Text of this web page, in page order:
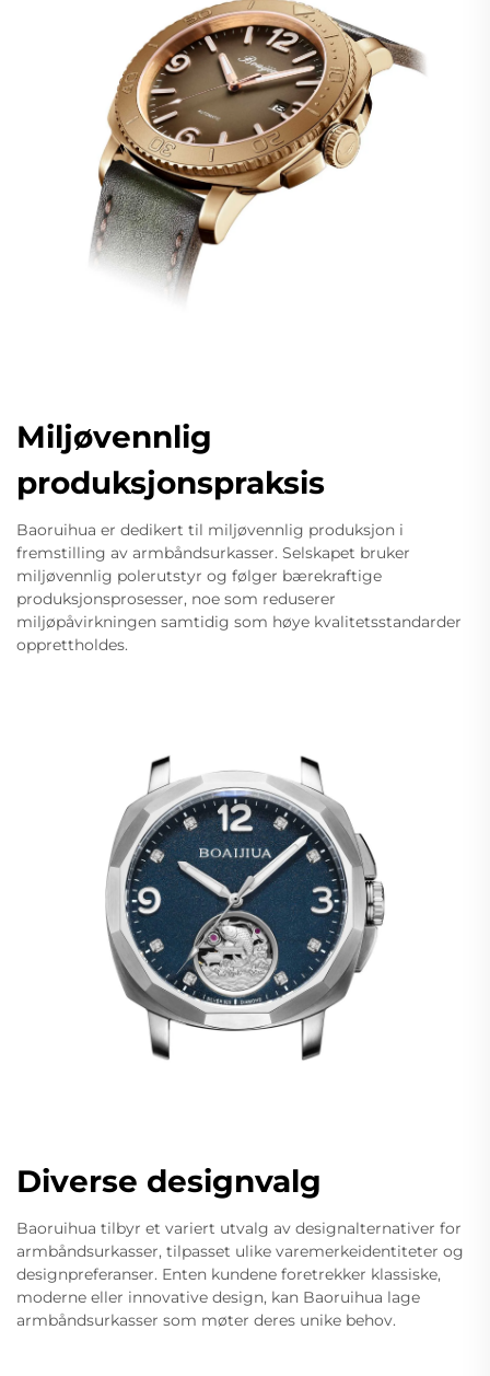
Miljøvennlig
produksjonspraksis
Baoruihua er dedikert til miljøvennlig produksjon i
fremstilling av armbåndsurkasser. Selskapet bruker
miljøvennlig polerutstyr og følger bærekraftige
produksjonsprosesser, noe som reduserer
miljøpåvirkningen samtidig som høye kvalitetsstandarder
opprettholdes.
Diverse designvalg
Baoruihua tilbyr et variert utvalg av designalternativer for
armbåndsurkasser, tilpasset ulike varemerkeidentiteter og
designpreferanser. Enten kundene foretrekker klassiske,
moderne eller innovative design, kan Baoruihua lage
armbåndsurkasser som møter deres unike behov.